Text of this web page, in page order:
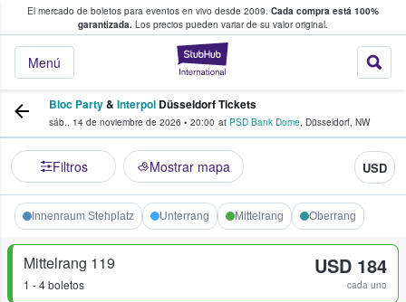
El mercado de boletos para eventos en vivo desde 2009. Cada compra está 100%
garantizada. Los precios pueden variar de su valor original.
StubHub: donde
Menú
fans compran y venden boletos
Bloc Party& Interpol Düsseldorf Tickets
sáb., 14 de noviembre de 2026 • 20:00 at PSD Bank Dome, Düsseldorf, NW
Filtros Mostrar mapa USD
Innenraum Stehplatz Unterrang Mittelrang Oberrang
Mittelrang 119
1 - 4 boletos
USD 184
cada uno